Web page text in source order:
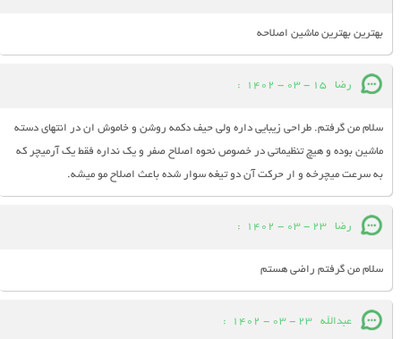
بهترین بهترین ماشین اصلاحه
رضا 15 - 03 - 1402
:
سلام من گرفتم. طراحی زیبایی داره ولی حیف دکمه روشن و خاموش ان در انتهای دسته
ماشین بوده و هیچ تنظیماتی در خصوص نحوه اصلاح صفر و یک نداره فقط یک آرمیچر که
به سرعت میچرخه و ار حرکت آن دو تیغه سوار شده باعث اصلاح مو میشه.
رضا 23 - 03 - 1402
:
سلام من گرفتم راضی هستم
عبدالله 23 - 03 - 1402
: